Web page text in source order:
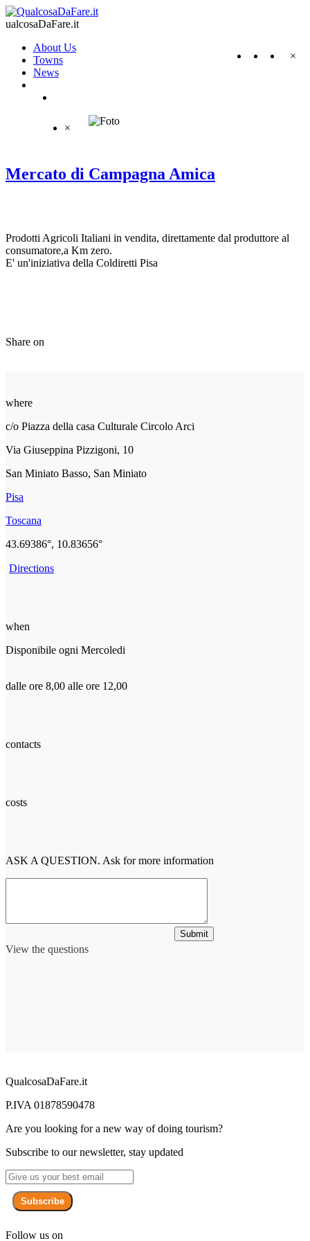
ualcosaDaFare.it
×
About Us
Towns
News
×
Mercato di Campagna Amica
Prodotti Agricoli Italiani in vendita, direttamente dal produttore al
consumatore,a Km zero.
E' un'iniziativa della Coldiretti Pisa
Share on
where
c/o Piazza della casa Culturale Circolo Arci
Via Giuseppina Pizzigoni, 10
San Miniato Basso, San Miniato
Pisa
Toscana
43.69386°, 10.83656°
Directions
when
Disponibile ogni Mercoledi
dalle ore 8,00 alle ore 12,00
contacts
costs
ASK A QUESTION. Ask for more information
View the questions
Submit
QualcosaDaFare.it
P.IVA 01878590478
Are you looking for a new way of doing tourism?
Subscribe to our newsletter, stay updated
Subscribe
Follow us on